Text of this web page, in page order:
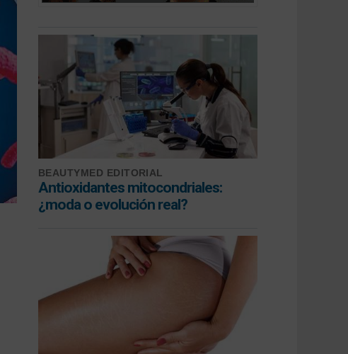
BEAUTYMED EDITORIAL
Antioxidantes mitocondriales:
¿moda o evolución real?